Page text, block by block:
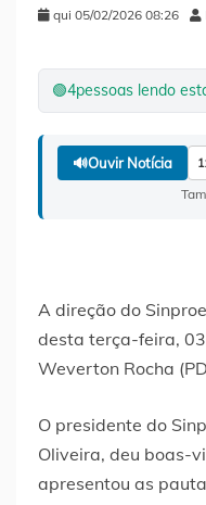
qui 05/02/2026 08:26
🟢4pessoas lendo
🔊Ouvir Notícia
A direção do
desta terça-feira,
Weverton Rocha
O presidente do
Oliveira, deu boas-
apresentou as